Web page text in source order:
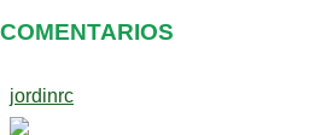
COMENTARIOS
jordinrc